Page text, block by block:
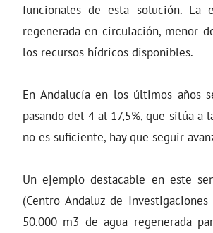
funcionales de esta solución. La
regenerada en circulación, menor
los recursos hídricos disponibles.
En Andalucía en los últimos años
pasando del 4 al 17,5%, que sitúa
no es suficiente, hay que seguir
Un ejemplo destacable en este
(Centro Andaluz de
50.000 m3 de agua regenerada